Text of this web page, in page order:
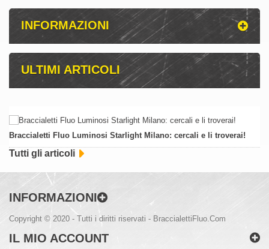
INFORMAZIONI
ULTIMI ARTICOLI
Braccialetti Fluo Luminosi Starlight Milano: cercali e li troverai!
Tutti gli articoli
INFORMAZIONI
Copyright © 2020 - Tutti i diritti riservati - BraccialettiFluo.Com
IL MIO ACCOUNT